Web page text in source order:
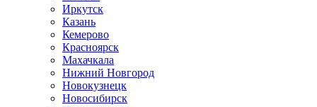
Иркутск
Казань
Кемерово
Красноярск
Махачкала
Нижний Новгород
Новокузнецк
Новосибирск